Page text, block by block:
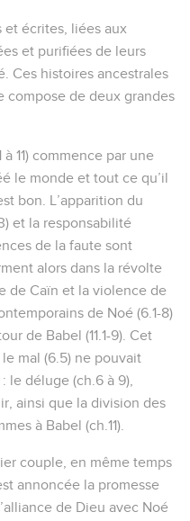
et écrites, liées aux
et purifiées de leurs
Ces histoires ancestrales
compose de deux grandes
11) commence par une
le monde et tout ce qu’il
bon. L’apparition du
et la responsabilité
de la faute sont
alors dans la révolte
de Caïn et la violence de
de Noé (6.1-8)
de Babel (11.1-9). Cet
mal (6.5) ne pouvait
le déluge (ch.6 à 9),
ainsi que la division des
à Babel (ch.11).
couple, en même temps
annoncée la promesse
de Dieu avec Noé